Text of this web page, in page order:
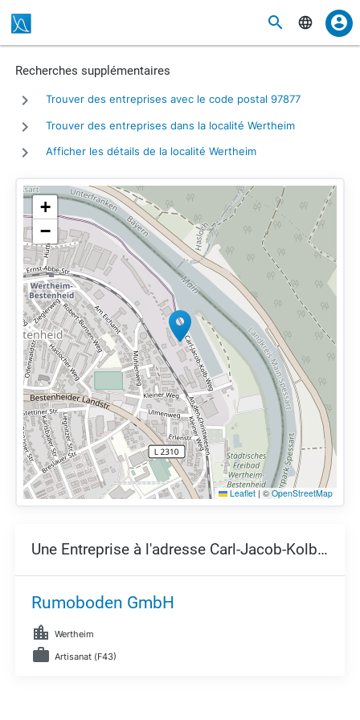
Une Entreprise à l'adresse Carl-Jacob-Kolb-Weg 5,
Rumoboden GmbH
Wertheim
Artisanat (F43)
Recherches supplémentaires
Trouver des entreprises avec le code postal 97877
Trouver des entreprises dans la localité Wertheim
Afficher les détails de la localité Wertheim
+
−
Leaflet | © OpenStreetMap